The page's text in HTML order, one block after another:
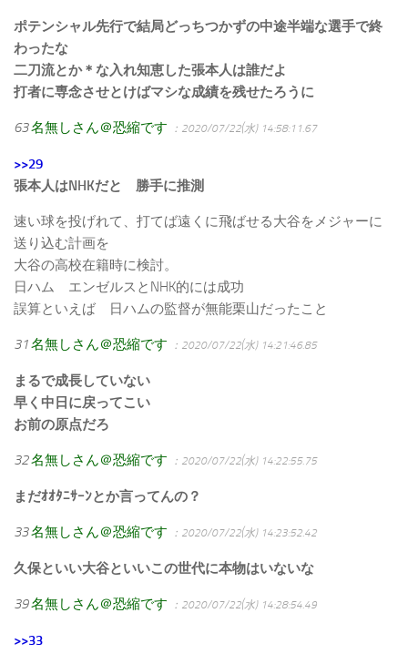
ポテンシャル先行で結局どっちつかずの中途半端な選手で終
わったな
二刀流とか＊な入れ知恵した張本人は誰だよ
打者に専念させとけばマシな成績を残せたろうに
63名無しさん＠恐縮です ：2020/07/22(水) 14:58:11.67
>>29
張本人はNHKだと 勝手に推測
速い球を投げれて、打てば遠くに飛ばせる大谷をメジャーに
送り込む計画を
大谷の高校在籍時に検討。
日ハム エンゼルスとNHK的には成功
誤算といえば 日ハムの監督が無能栗山だったこと
31名無しさん＠恐縮です ：2020/07/22(水) 14:21:46.85
まるで成長していない
早く中日に戻ってこい
お前の原点だろ
32名無しさん＠恐縮です ：2020/07/22(水) 14:22:55.75
まだｵｵﾀﾆｻｰﾝとか言ってんの？
33名無しさん＠恐縮です ：2020/07/22(水) 14:23:52.42
久保といい大谷といいこの世代に本物はいないな
39名無しさん＠恐縮です ：2020/07/22(水) 14:28:54.49
>>33